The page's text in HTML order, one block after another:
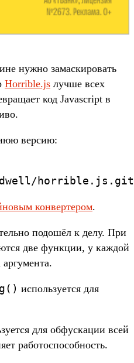
нужно замаскировать
Horrible.js лучше всех
код Javascript в
версию:
horrible.js.git
конвертером.
подошёл к делу. При
две функции, у каждой
используется для
для обфускации всей
работоспособность.